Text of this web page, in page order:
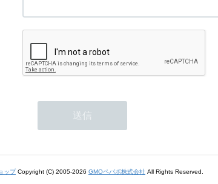
ップCopyright (C) 2005-2026 GMOペパボ株式会社 All Rights Reserved.